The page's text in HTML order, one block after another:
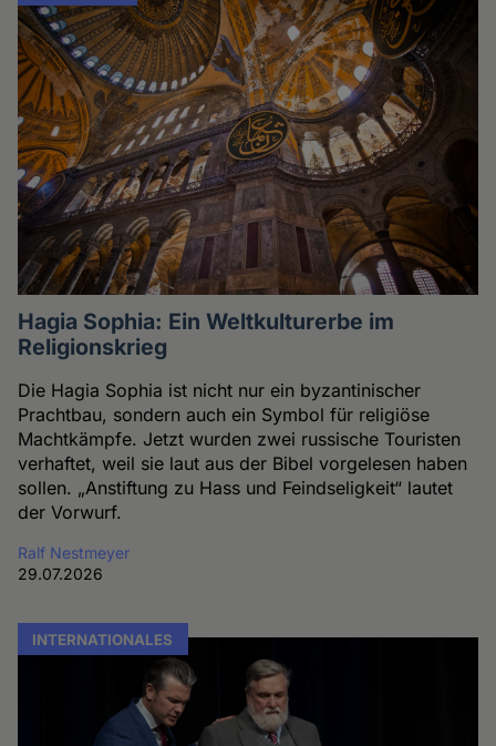
Hagia Sophia: Ein Weltkulturerbe im
Religionskrieg
Die Hagia Sophia ist nicht nur ein byzantinischer
Prachtbau, sondern auch ein Symbol für religiöse
Machtkämpfe. Jetzt wurden zwei russische Touristen
verhaftet, weil sie laut aus der Bibel vorgelesen haben
sollen. „Anstiftung zu Hass und Feindseligkeit“ lautet
der Vorwurf.
Ralf Nestmeyer
29.07.2026
INTERNATIONALES